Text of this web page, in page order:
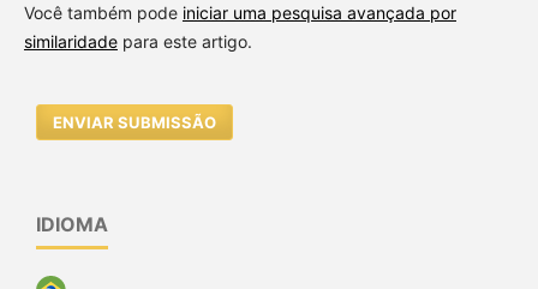
Você também pode iniciar uma pesquisa avançada por
similaridadepara este artigo.
ENVIAR SUBMISSÃO
IDIOMA